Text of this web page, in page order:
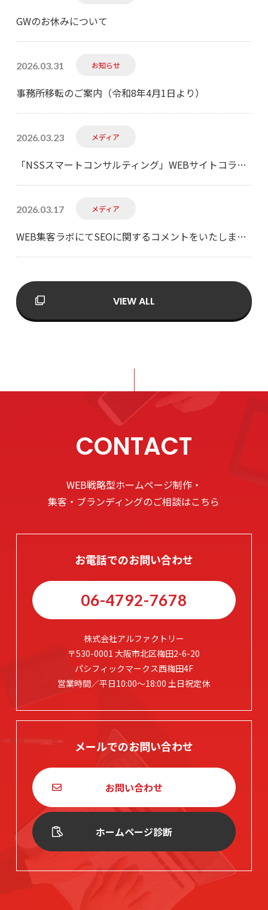
GWのお休みについて
2026.03.31 お知らせ
事務所移転のご案内（令和8年4月1日より）
2026.03.23 メディア
「NSSスマートコンサルティング」WEBサイトコラム内の記事「おすすめのWeb/ホームページ制作・開発会社一覧」に当社が紹介されました。
2026.03.17 メディア
WEB集客ラボにてSEOに関するコメントをいたしました。
VIEW ALL
CONTACT
WEB戦略型ホームページ制作・
集客・ブランディングのご相談はこちら
お電話でのお問い合わせ
06-4792-7678
株式会社アルファクトリー
〒530-0001 大阪市北区梅田2-6-20
パシフィックマークス西梅田4F
営業時間／平日10:00～18:00 土日祝定休
メールでのお問い合わせ
お問い合わせ
ホームページ診断